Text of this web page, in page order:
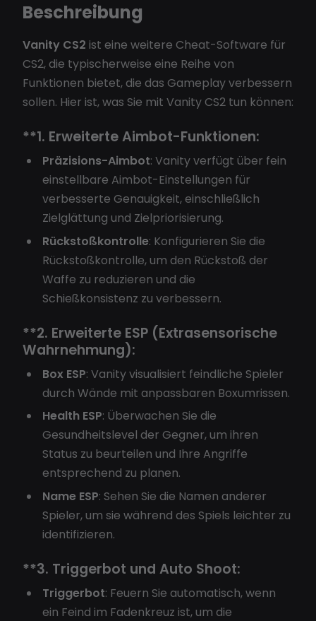
Beschreibung
Vanity CS2 ist eine weitere Cheat-Software für
CS2, die typischerweise eine Reihe von
Funktionen bietet, die das Gameplay verbessern
sollen. Hier ist, was Sie mit Vanity CS2 tun können:
**1. Erweiterte Aimbot-Funktionen:
Präzisions-Aimbot: Vanity verfügt über fein
einstellbare Aimbot-Einstellungen für
verbesserte Genauigkeit, einschließlich
Zielglättung und Zielpriorisierung.
Rückstoßkontrolle: Konfigurieren Sie die
Rückstoßkontrolle, um den Rückstoß der
Waffe zu reduzieren und die
Schießkonsistenz zu verbessern.
**2. Erweiterte ESP (Extrasensorische
Wahrnehmung):
Box ESP: Vanity visualisiert feindliche Spieler
durch Wände mit anpassbaren Boxumrissen.
Health ESP: Überwachen Sie die
Gesundheitslevel der Gegner, um ihren
Status zu beurteilen und Ihre Angriffe
entsprechend zu planen.
Name ESP: Sehen Sie die Namen anderer
Spieler, um sie während des Spiels leichter zu
identifizieren.
**3. Triggerbot und Auto Shoot:
Triggerbot: Feuern Sie automatisch, wenn
ein Feind im Fadenkreuz ist, um die